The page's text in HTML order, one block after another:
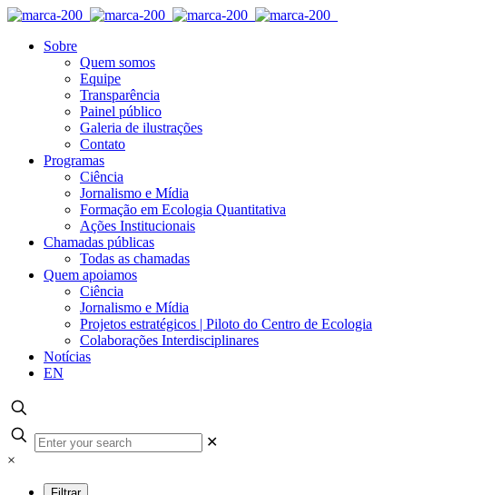
Sobre
Quem somos
Equipe
Transparência
Painel público
Galeria de ilustrações
Contato
Programas
Ciência
Jornalismo e Mídia
Formação em Ecologia Quantitativa
Ações Institucionais
Chamadas públicas
Todas as chamadas
Quem apoiamos
Ciência
Jornalismo e Mídia
Projetos estratégicos | Piloto do Centro de Ecologia
Colaborações Interdisciplinares
Notícias
EN
✕
×